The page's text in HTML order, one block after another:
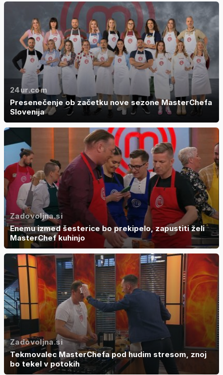
24ur.com
Presenečenje ob začetku nove sezone MasterChefa
Slovenija
Zadovoljna.si
Enemu izmed šesterice bo prekipelo, zapustiti želi
MasterChef kuhinjo
Zadovoljna.si
Tekmovalec MasterChefa pod hudim stresom, znoj
bo tekel v potokih